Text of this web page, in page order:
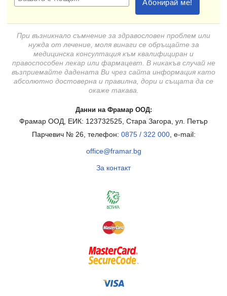
При възникнало съмнение за здравословен проблем или
нужда от лечение, моля винаги се обръщайте за
медицинска консултация към квалифициран и
правоспособен лекар или фармацевт. В никакъв случай не
възприемайте дадената Ви чрез сайта информация като
абсолютно достоверна и правилна, дори и същата да се
окаже такава.
Данни на Фрамар ООД:
Фрамар ООД, ЕИК: 123732525, Стара Загора, ул. Петър
Парчевич № 26, телефон: 0875 / 322 000, e-mail:
office@framar.bg
За контакт